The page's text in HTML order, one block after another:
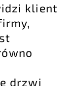
klient
drzwi